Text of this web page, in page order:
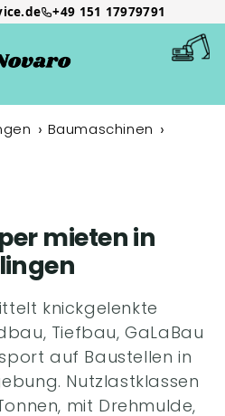
+49 151 17979791
Baumaschinen
mieten in
knickgelenkte
Tiefbau, GaLaBau
auf Baustellen in
Nutzlastklassen
mit Drehmulde,